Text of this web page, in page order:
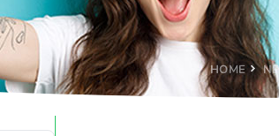
HOME